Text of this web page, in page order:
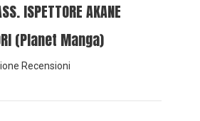
ISPETTORE AKANE
(Planet Manga)
Recensioni